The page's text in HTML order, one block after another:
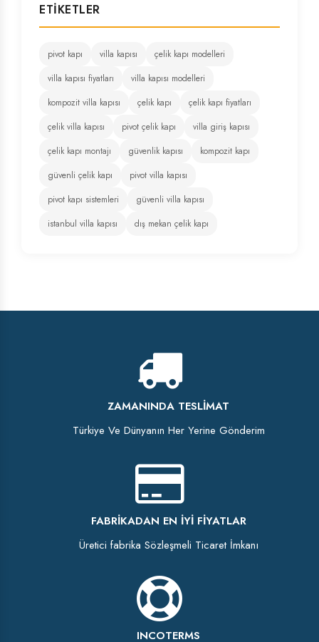
ETIKETLER
pivot kapı villa kapısı
çelik kapı modelleri
villa kapısı fiyatları
villa kapısı modelleri
kompozit villa kapısı
çelik kapı
çelik kapı fiyatları
çelik villa kapısı
pivot çelik kapı
villa giriş kapısı
çelik kapı montajı
güvenlik kapısı
kompozit kapı
güvenli çelik kapı
pivot villa kapısı
pivot kapı sistemleri
güvenli villa kapısı
istanbul villa kapısı
dış mekan çelik kapı
ZAMANINDA TESLIMAT
Türkiye Ve Dünyanın Her Yerine Gönderim
FABRIKADAN EN İYI FIYATLAR
Üretici fabrika Sözleşmeli Ticaret İmkanı
INCOTERMS